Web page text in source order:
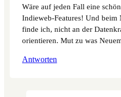
Wäre auf jeden Fall eine
Indieweb-Features! Und beim
finde ich, nicht an der
orientieren. Mut zu was
Antworten